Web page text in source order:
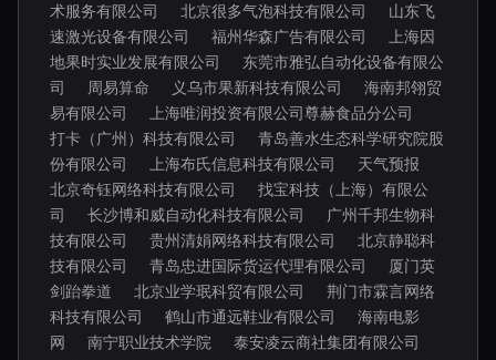
术服务有限公司
北京很多气泡科技有限公司
山东飞
速激光设备有限公司
福州华森广告有限公司
上海因
地果时实业发展有限公司
东莞市雅弘自动化设备有限公
司
周易算命 义乌市果新科技有限公司
海南邦翎贸
易有限公司
上海唯润投资有限公司尊赫食品分公司
打卡（广州）科技有限公司
青岛善水生态科学研究院股
份有限公司
上海布氏信息科技有限公司
天气预报
北京奇钰网络科技有限公司
找宝科技（上海）有限公
司
长沙博和威自动化科技有限公司
广州千邦生物科
技有限公司
贵州清娟网络科技有限公司
北京静聪科
技有限公司
青岛忠进国际货运代理有限公司
厦门英
剑跆拳道
北京业学珉科贸有限公司
荆门市霖言网络
科技有限公司
鹤山市通远鞋业有限公司
海南电影
网
南宁职业技术学院
泰安凌云商社集团有限公司